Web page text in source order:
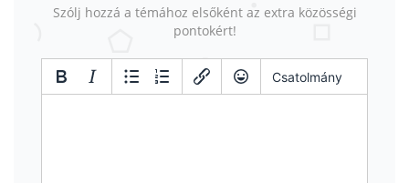
Szólj hozzá a témához elsőként az extra közösségi
pontokért!
Csatolmány